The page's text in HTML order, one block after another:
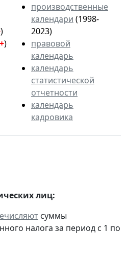
)
)
производственные
календари (1998-
2023)
правовой
календарь
календарь
статистической
отчетности
календарь
кадровика
лиц:
суммы
налога за период с 1 по